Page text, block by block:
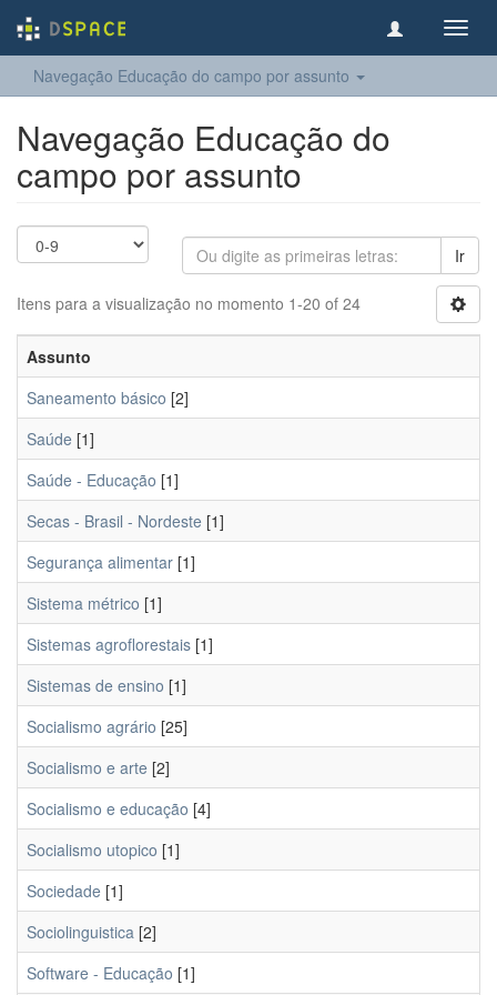
Navegação Educação do campo por assunto
Navegação Educação do
campo por assunto
Ir
Itens para a visualização no momento 1-20 of 24
Assunto
Saneamento básico [2]
Saúde [1]
Saúde - Educação [1]
Secas - Brasil - Nordeste [1]
Segurança alimentar [1]
Sistema métrico [1]
Sistemas agroflorestais [1]
Sistemas de ensino [1]
Socialismo agrário [25]
Socialismo e arte [2]
Socialismo e educação [4]
Socialismo utopico [1]
Sociedade [1]
Sociolinguistica [2]
Software - Educação [1]